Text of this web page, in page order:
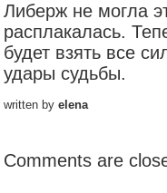
Либерж не могла
расплакалась.
будет взять все
удары судьбы.
written by elena
Comments are